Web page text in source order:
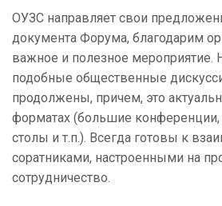
ОУЗС направляет свои
документа Форума, благодарим
важное и полезное мероприятие.
подобные общественные
продолжены, причем, это
форматах (большие
столы и т.п.). Всегда готовы к
соратниками, настроенными на
сотрудничество.